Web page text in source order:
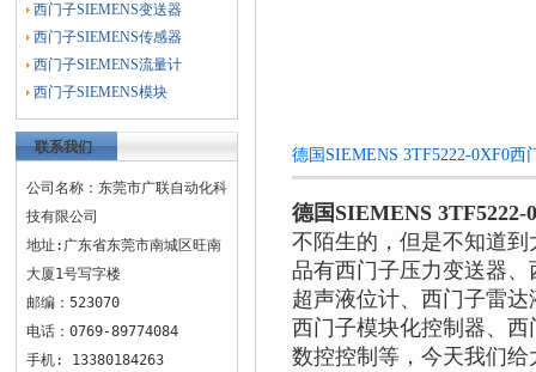
西门子SIEMENS变送器
西门子SIEMENS传感器
西门子SIEMENS流量计
西门子SIEMENS模块
联系我们
公司名称：东莞市广联自动化科
技有限公司
地址:广东省东莞市南城区旺南
大厦1号写字楼
邮编：523070
电话：0769-89774084
手机: 13380184263
德国SIEMENS 3TF5222-0XF0
德国SIEMENS 3TF5222-
不陌生的，但是不知道
品有西门子压力变送器
超声液位计、西门子雷
西门子模块化控制器、
数控控制等，今天我们